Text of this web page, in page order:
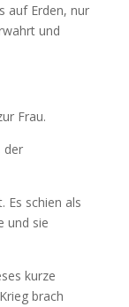
auf Erden, nur
und
Frau.
der
Es schien als
und sie
kurze
brach